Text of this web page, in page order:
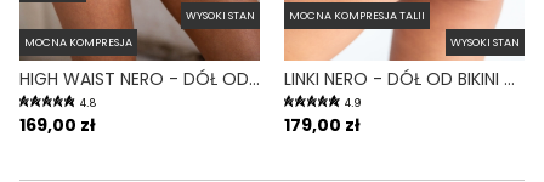
WYSOKI STAN
MOCNA KOMPRESJA
HIGH WAIST NERO - DÓŁ OD BIKINI WYSOKI STAN FIGI CZARNY
4.8
169,00 zł
MOCNA KOMPRESJA TALII
WYSOKI STAN
LINKI NERO - DÓŁ OD BIKINI WYSOKI STAN BRAZYLIANY CZARNY
4.9
179,00 zł